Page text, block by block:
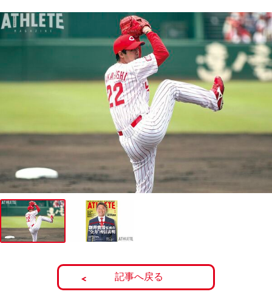
記事へ戻る